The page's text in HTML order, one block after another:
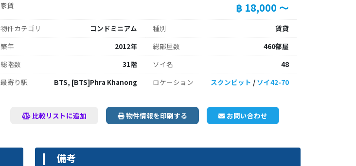
家賃 ฿ 18,000 ～
物件カテゴリ コンドミニアム 種別
賃貸
築年
2012年 総部屋数
460部屋
総階数
31階 ソイ名
48
最寄り駅
BTS, [BTS]Phra Khanong ロケーション スクンビット / ソイ42-70
比較リストに追加 物件情報を印刷する お問い合わせ
備考